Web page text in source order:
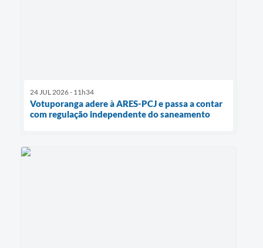
24 JUL 2026 - 11h34
Votuporanga adere à ARES-PCJ e passa a contar
com regulação independente do saneamento